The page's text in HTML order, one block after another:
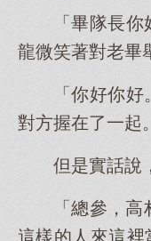
「畢隊長
龍微笑著對老畢
「你好你
對方握在了一起。
但是實話說
「總參，
這樣的人來這裡